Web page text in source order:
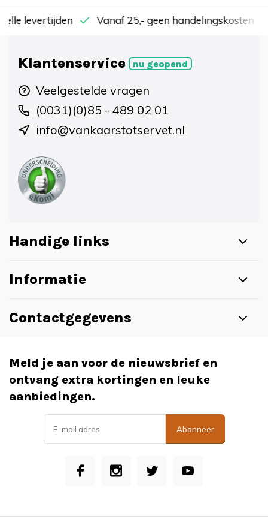
levertijden Vanaf 25,- geen handelingskosten
Klantenservice nu geopend
Veelgestelde vragen
(0031)(0)85 - 489 02 01
info@vankaarstotservet.nl
Handige links
Informatie
Contactgegevens
Meld je aan voor de nieuwsbrief en
ontvang extra kortingen en leuke
aanbiedingen.
Abonneer